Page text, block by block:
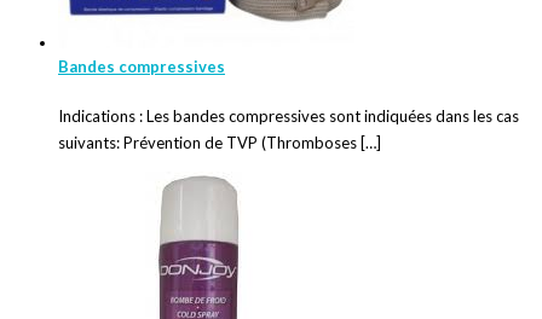
Bandes compressives
Indications : Les bandes compressives sont indiquées dans les cas
suivants: Prévention de TVP (Thromboses […]